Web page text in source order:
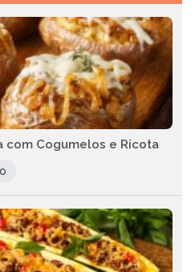
com Cogumelos e Ricota